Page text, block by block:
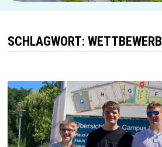
SCHLAGWORT:WETTBEWERB